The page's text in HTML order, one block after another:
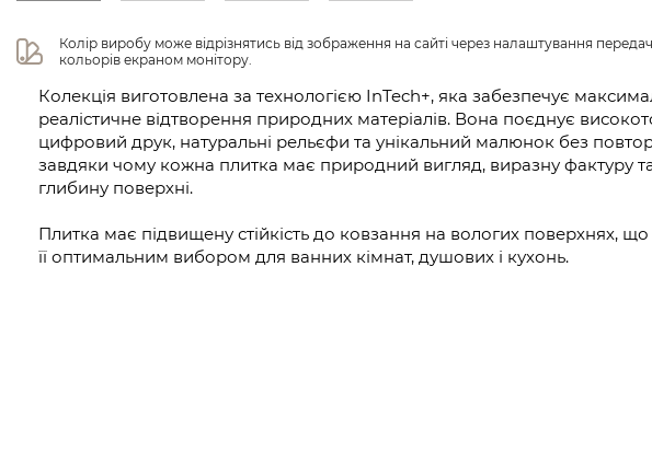
Колір виробу може відрізнятись від зображення на сайті через налаштування
кольорів екраном монітору.
Колекція виготовлена за технологією InTech+, яка забезпечує
реалістичне відтворення природних матеріалів. Вона поєднує
цифровий друк, натуральні рельєфи та унікальний малюнок без
завдяки чому кожна плитка має природний вигляд, виразну фактуру
глибину поверхні.
Плитка має підвищену стійкість до ковзання на вологих поверхнях,
її оптимальним вибором для ванних кімнат, душових і кухонь.